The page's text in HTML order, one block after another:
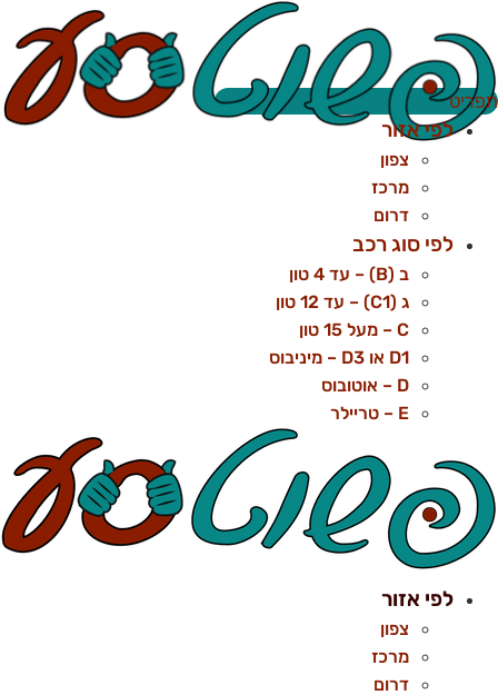
לפי אזור
צפון
מרכז
דרום
לפי סוג רכב
ב (B) – עד 4 טון
ג (C1) – עד 12 טון
C – מעל 15 טון
D1 או D3 – מיניבוס
D – אוטובוס
E – טריילר
לפי אזור
צפון
מרכז
דרום